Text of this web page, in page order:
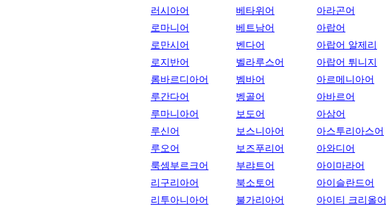
러시아어
로마니어
로만시어
로지반어
롬바르디아어
루간다어
루마니아어
루신어
루오어
룩셈부르크어
리구리아어
리투아니아어
베타위어
베트남어
벤다어
벨라루스어
벰바어
벵골어
보도어
보스니아어
보즈푸리어
부랴트어
북소토어
불가리아어
아라곤어
아랍어
아랍어 알제리
아랍어 튀니지
아르메니아어
아바르어
아삼어
아스투리아스어
아와디어
아이마라어
아이슬란드어
아이티 크리올어